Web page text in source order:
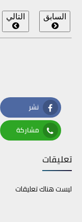
السابق التالي
نشر
Facebook
مشاركة
Whatsapp
تعليقات
ليست هناك تعليقات